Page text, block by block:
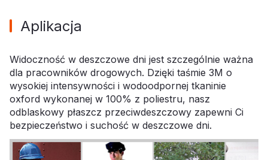
Aplikacja
Widoczność w deszczowe dni jest szczególnie ważna
dla pracowników drogowych. Dzięki taśmie 3M o
wysokiej intensywności i wodoodpornej tkaninie
oxford wykonanej w 100% z poliestru, nasz
odblaskowy płaszcz przeciwdeszczowy zapewni Ci
bezpieczeństwo i suchość w deszczowe dni.